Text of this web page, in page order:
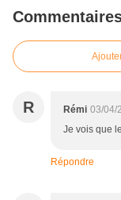
R Rémi 03/04/
Je vois que
Répondre